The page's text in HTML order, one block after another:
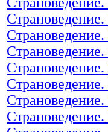
Страноведение.
Страноведение.
Страноведение.
Страноведение.